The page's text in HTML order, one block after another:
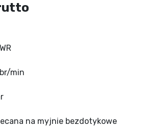
min
na myjnie bezdotykowe